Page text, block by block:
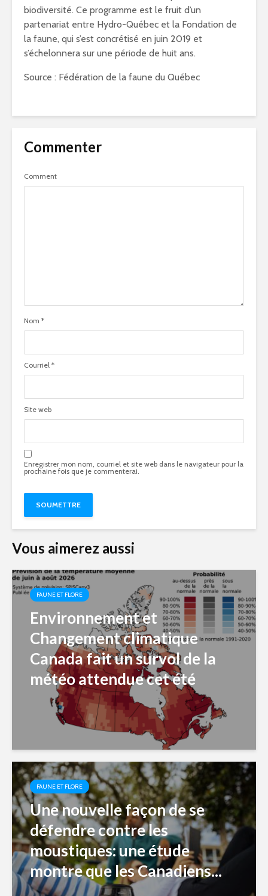
biodiversité. Ce programme est le fruit d’un
partenariat entre Hydro-Québec et la Fondation de
la faune, qui s’est concrétisé en juin 2019 et
s’échelonnera sur une période de huit ans.
Source : Fédération de la faune du Québec
Commenter
Comment
Nom *
Courriel *
Site web
Enregistrer mon nom, courriel et site web dans le navigateur pour la
prochaine fois que je commenterai.
Vous aimerez aussi
FAUNE ET FLORE
Environnement et
Changement climatique
Canada fait un survol de la
météo attendue cet été
FAUNE ET FLORE
Une nouvelle façon de se
défendre contre les
moustiques: une étude
montre que les Canadiens...